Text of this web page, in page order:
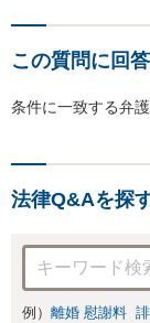
この質問に回
条件に一致する弁
法律Q&Aを探
例） 離婚 慰謝料